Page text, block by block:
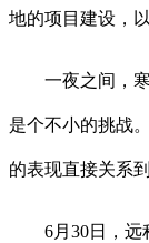
地的项目建设，
一夜之间，寒
是个不小的挑战
的表现直接关系
6月30日，远